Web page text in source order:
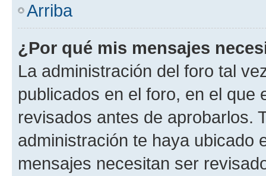
Arriba
¿Por qué mis mensajes
La administración del foro tal
publicados en el foro, en el
revisados antes de aprobarlos.
administración te haya ubicado
mensajes necesitan ser